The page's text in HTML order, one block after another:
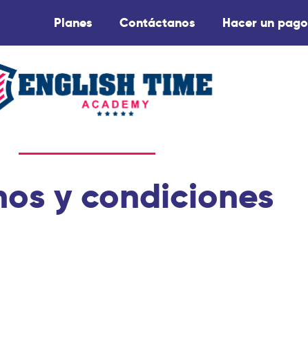
Planes Contáctanos Hacer un pago
y condiciones